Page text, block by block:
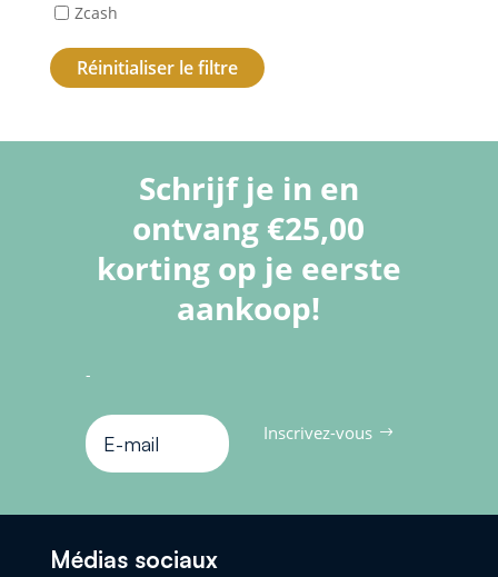
Zcash
Réinitialiser le filtre
Schrijf je in en
ontvang €25,00
korting op je eerste
aankoop!
-
Inscrivez-vous
Médias sociaux